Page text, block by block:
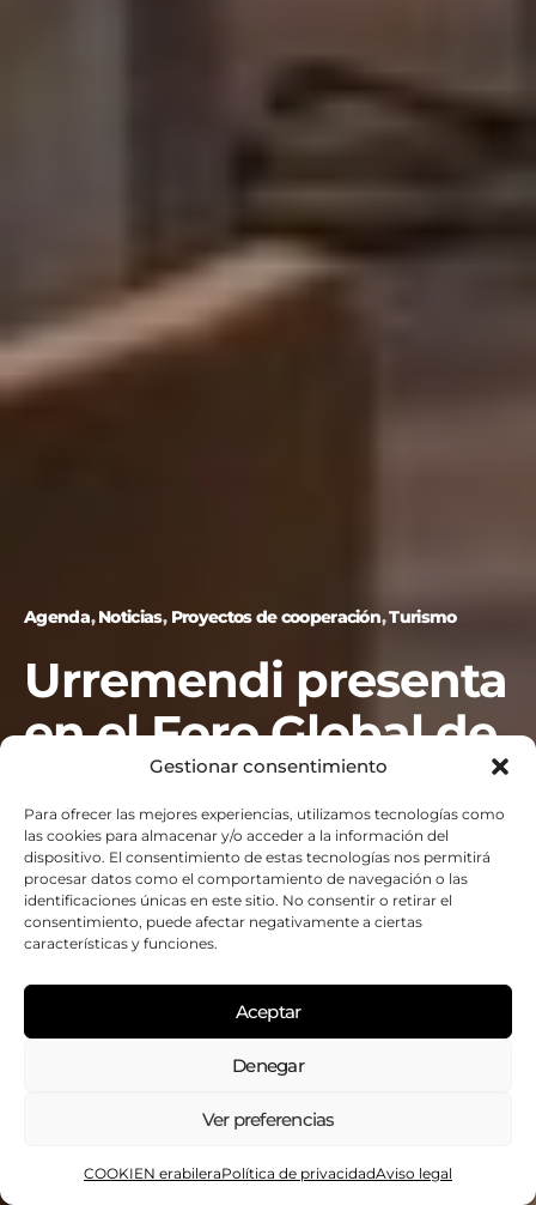
Gestionar consentimiento
Para ofrecer las mejores experiencias, utilizamos tecnologías como
las cookies para almacenar y/o acceder a la información del
dispositivo. El consentimiento de estas tecnologías nos permitirá
procesar datos como el comportamiento de navegación o las
identificaciones únicas en este sitio. No consentir o retirar el
consentimiento, puede afectar negativamente a ciertas
características y funciones.
Aceptar
Denegar
Ver preferencias
COOKIEN erabileraPolítica de privacidadAviso legal
Agenda Noticias Proyectos de cooperación Turismo
Urremendi presenta
en el Foro Global de
Ecoturismo
(GEF2025) las
acciones que han
permitido a
Urdaibai avanzar
hacia un modelo de
turismo más
inclusivo y accesible